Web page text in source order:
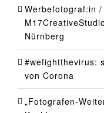
Werbefotograf:in
Nürnberg
#wefightthevirus:
von Corona
„Fotografen-